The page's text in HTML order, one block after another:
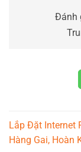
Đánh
Lắp Đặt Internet
Hàng Gai, Hoàn